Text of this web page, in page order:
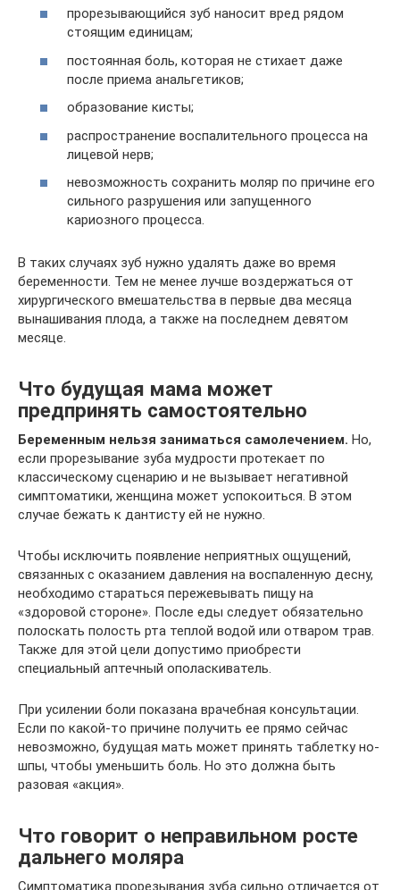
прорезывающийся зуб наносит вред рядом
стоящим единицам;
постоянная боль, которая не стихает даже
после приема анальгетиков;
образование кисты;
распространение воспалительного процесса на
лицевой нерв;
невозможность сохранить моляр по причине его
сильного разрушения или запущенного
кариозного процесса.
В таких случаях зуб нужно удалять даже во время
беременности. Тем не менее лучше воздержаться от
хирургического вмешательства в первые два месяца
вынашивания плода, а также на последнем девятом
месяце.
Что будущая мама может
предпринять самостоятельно
Беременным нельзя заниматься самолечением. Но,
если прорезывание зуба мудрости протекает по
классическому сценарию и не вызывает негативной
симптоматики, женщина может успокоиться. В этом
случае бежать к дантисту ей не нужно.
Чтобы исключить появление неприятных ощущений,
связанных с оказанием давления на воспаленную десну,
необходимо стараться пережевывать пищу на
«здоровой стороне». После еды следует обязательно
полоскать полость рта теплой водой или отваром трав.
Также для этой цели допустимо приобрести
специальный аптечный ополаскиватель.
При усилении боли показана врачебная консультации.
Если по какой-то причине получить ее прямо сейчас
невозможно, будущая мать может принять таблетку но-
шпы, чтобы уменьшить боль. Но это должна быть
разовая «акция».
Что говорит о неправильном росте
дальнего моляра
Симптоматика прорезывания зуба сильно отличается от